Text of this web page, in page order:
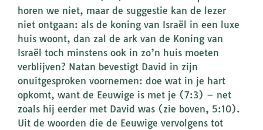
horen we niet, maar de suggestie kan de lezer
niet ontgaan: als de koning van Israël in een luxe
huis woont, dan zal de ark van de Koning van
Israël toch minstens ook in zo’n huis moeten
verblijven? Natan bevestigt David in zijn
onuitgesproken voornemen: doe wat in je hart
opkomt, want de Eeuwige is met je (7:3) – net
zoals hij eerder met David was (zie boven, 5:10).
Uit de woorden die de Eeuwige vervolgens tot